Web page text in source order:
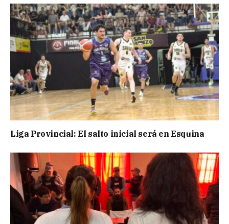
Liga Provincial: El salto inicial será en Esquina